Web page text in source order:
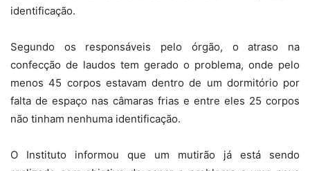
identificação.
Segundo os responsáveis pelo órgão, o atraso na
confecção de laudos tem gerado o problema, onde pelo
menos 45 corpos estavam dentro de um dormitório por
falta de espaço nas câmaras frias e entre eles 25 corpos
não tinham nenhuma identificação.
O Instituto informou que um mutirão já está sendo